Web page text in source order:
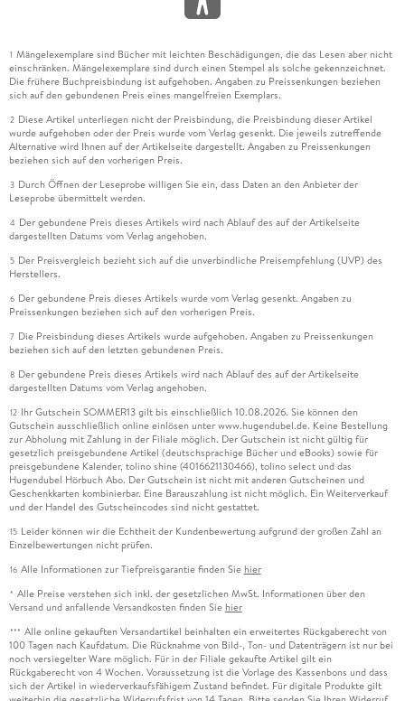
1 Mängelexemplare sind Bücher mit leichten Beschädigungen, die das Lesen aber nicht
einschränken. Mängelexemplare sind durch einen Stempel als solche gekennzeichnet.
Die frühere Buchpreisbindung ist aufgehoben. Angaben zu Preissenkungen beziehen
sich auf den gebundenen Preis eines mangelfreien Exemplars.
2 Diese Artikel unterliegen nicht der Preisbindung, die Preisbindung dieser Artikel
wurde aufgehoben oder der Preis wurde vom Verlag gesenkt. Die jeweils zutreffende
Alternative wird Ihnen auf der Artikelseite dargestellt. Angaben zu Preissenkungen
beziehen sich auf den vorherigen Preis.
3 Durch Öffnen der Leseprobe willigen Sie ein, dass Daten an den Anbieter der
Leseprobe übermittelt werden.
4 Der gebundene Preis dieses Artikels wird nach Ablauf des auf der Artikelseite
dargestellten Datums vom Verlag angehoben.
5 Der Preisvergleich bezieht sich auf die unverbindliche Preisempfehlung (UVP) des
Herstellers.
6 Der gebundene Preis dieses Artikels wurde vom Verlag gesenkt. Angaben zu
Preissenkungen beziehen sich auf den vorherigen Preis.
7 Die Preisbindung dieses Artikels wurde aufgehoben. Angaben zu Preissenkungen
beziehen sich auf den letzten gebundenen Preis.
8 Der gebundene Preis dieses Artikels wird nach Ablauf des auf der Artikelseite
dargestellten Datums vom Verlag angehoben.
12 Ihr Gutschein SOMMER13 gilt bis einschließlich 10.08.2026. Sie können den
Gutschein ausschließlich online einlösen unter www.hugendubel.de. Keine Bestellung
zur Abholung mit Zahlung in der Filiale möglich. Der Gutschein ist nicht gültig für
gesetzlich preisgebundene Artikel (deutschsprachige Bücher und eBooks) sowie für
preisgebundene Kalender, tolino shine (4016621130466), tolino select und das
Hugendubel Hörbuch Abo. Der Gutschein ist nicht mit anderen Gutscheinen und
Geschenkkarten kombinierbar. Eine Barauszahlung ist nicht möglich. Ein Weiterverkauf
und der Handel des Gutscheincodes sind nicht gestattet.
15 Leider können wir die Echtheit der Kundenbewertung aufgrund der großen Zahl an
Einzelbewertungen nicht prüfen.
16 Alle Informationen zur Tiefpreisgarantie finden Sie hier
* Alle Preise verstehen sich inkl. der gesetzlichen MwSt. Informationen über den
Versand und anfallende Versandkosten finden Sie hier
*** Alle online gekauften Versandartikel beinhalten ein erweitertes Rückgaberecht von
100 Tagen nach Kaufdatum. Die Rücknahme von Bild-, Ton- und Datenträgern ist nur bei
noch versiegelter Ware möglich. Für in der Filiale gekaufte Artikel gilt ein
Rückgaberecht von 4 Wochen. Voraussetzung ist die Vorlage des Kassenbons und dass
sich der Artikel in wiederverkaufsfähigem Zustand befindet. Für digitale Produkte gilt